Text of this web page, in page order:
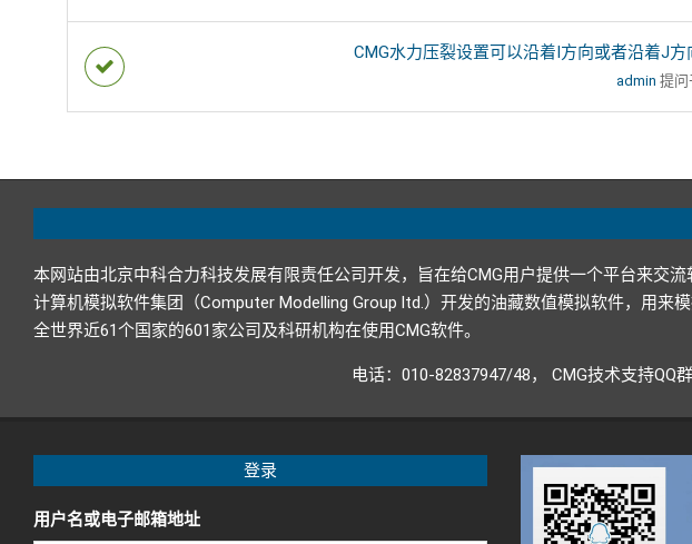
CMG水力压裂设置可以沿着I方向或者沿着J
admin 提问
本网站由北京中科合力科技发展有限责任公司开发，旨在给CMG用户提供一个平台来交
计算机模拟软件集团（Computer Modelling Group ltd.）开发的油藏数值模拟软件，用
全世界近61个国家的601家公司及科研机构在使用CMG软件。
电话：010-82837947/48， CMG技术支持QQ
登录
用户名或电子邮箱地址